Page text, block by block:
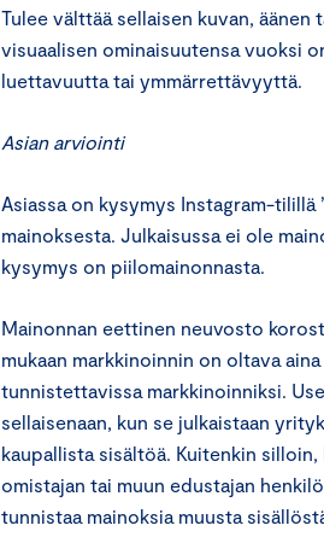
Tulee välttää sellaisen kuvan,
visuaalisen ominaisuutensa vuoksi
luettavuutta tai ymmärrettävyyttä.
Asian arviointi
Asiassa on kysymys Instagram-tilillä
mainoksesta. Julkaisussa ei ole
kysymys on piilomainonnasta.
Mainonnan eettinen neuvosto
mukaan markkinoinnin on oltava
tunnistettavissa markkinoinniksi.
sellaisenaan, kun se julkaistaan
kaupallista sisältöä. Kuitenkin
omistajan tai muun edustajan
tunnistaa mainoksia muusta